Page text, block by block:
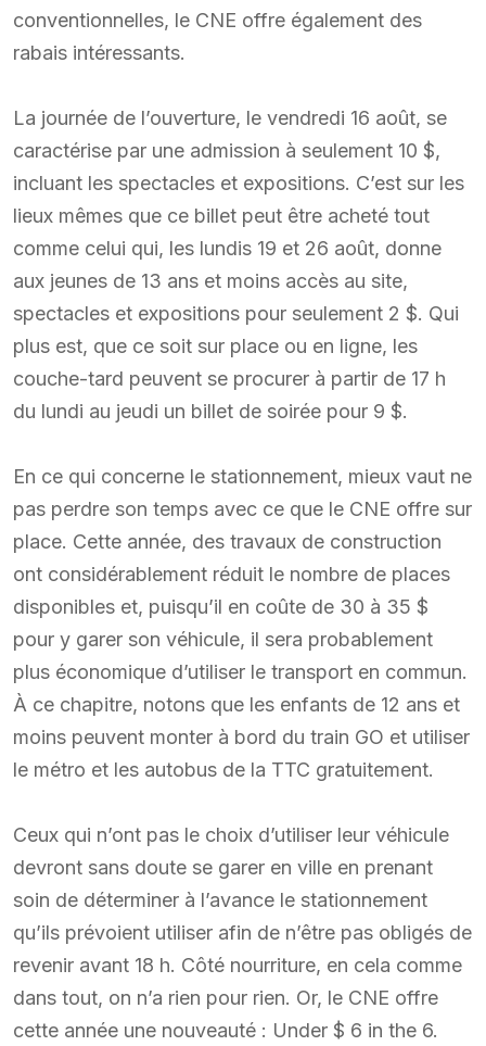
conventionnelles, le CNE offre également des
rabais intéressants.
La journée de l’ouverture, le vendredi 16 août, se
caractérise par une admission à seulement 10 $,
incluant les spectacles et expositions. C’est sur les
lieux mêmes que ce billet peut être acheté tout
comme celui qui, les lundis 19 et 26 août, donne
aux jeunes de 13 ans et moins accès au site,
spectacles et expositions pour seulement 2 $. Qui
plus est, que ce soit sur place ou en ligne, les
couche-tard peuvent se procurer à partir de 17 h
du lundi au jeudi un billet de soirée pour 9 $.
En ce qui concerne le stationnement, mieux vaut ne
pas perdre son temps avec ce que le CNE offre sur
place. Cette année, des travaux de construction
ont considérablement réduit le nombre de places
disponibles et, puisqu’il en coûte de 30 à 35 $
pour y garer son véhicule, il sera probablement
plus économique d’utiliser le transport en commun.
À ce chapitre, notons que les enfants de 12 ans et
moins peuvent monter à bord du train GO et utiliser
le métro et les autobus de la TTC gratuitement.
Ceux qui n’ont pas le choix d’utiliser leur véhicule
devront sans doute se garer en ville en prenant
soin de déterminer à l’avance le stationnement
qu’ils prévoient utiliser afin de n’être pas obligés de
revenir avant 18 h. Côté nourriture, en cela comme
dans tout, on n’a rien pour rien. Or, le CNE offre
cette année une nouveauté : Under $ 6 in the 6.